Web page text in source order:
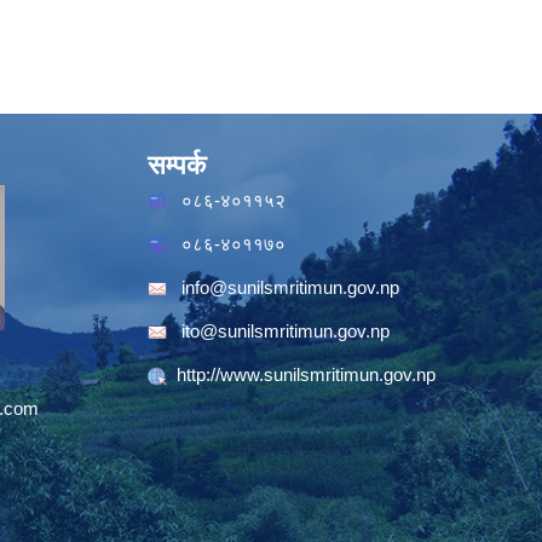
सम्पर्क
०८६-४०११५२
०८६-४०११७०
info@sunilsmritimun.gov.np
ito@sunilsmritimun.gov.np
http://www.sunilsmritimun.gov.np